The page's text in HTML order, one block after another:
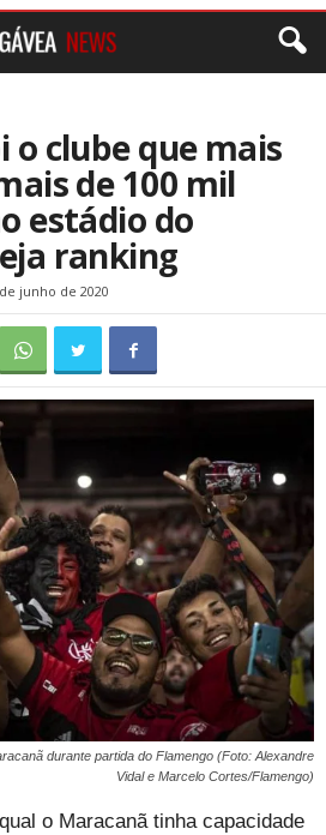
o clube que mais
de 100 mil
estádio do
ranking
junho de 2020
durante partida do Flamengo (Foto: Alexandre
Vidal e Marcelo Cortes/Flamengo)
o Maracanã tinha capacidade